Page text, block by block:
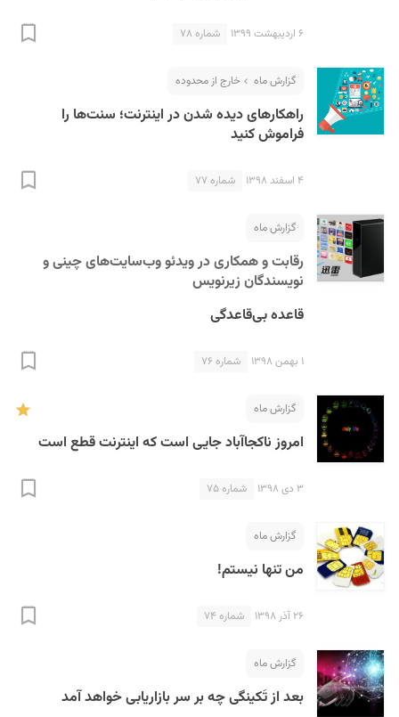
۶ اردیبهشت ۱۳۹۹ شماره ۷۸
گزارش ماه خارج از محدوده
راهکارهای دیده شدن در اینترنت؛ سنت‌ها را
فراموش کنید
۴ اسفند ۱۳۹۸ شماره ۷۷
گزارش ماه
رقابت و همکاری در ویدئو وب‌سایت‌های چینی و
نویسندگان زیرنویس
قاعده بی‌قاعدگی
۱ بهمن ۱۳۹۸ شماره ۷۶
گزارش ماه
امروز ناکجاآباد جایی است که اینترنت قطع است
۳ دی ۱۳۹۸ شماره ۷۵
گزارش ماه
من تنها نیستم!
۲۶ آذر ۱۳۹۸ شماره ۷۴
گزارش ماه
بعد از تَکینگی چه بر سر بازاریابی خواهد آمد